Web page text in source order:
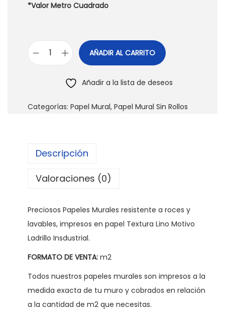
*Valor Metro Cuadrado
r
a
d
r
i
AÑADIR AL CARRITO
Añadir a la lista de deseos
Categorías: Papel Mural, Papel Mural Sin Rollos
Descripción
Valoraciones (0)
Preciosos Papeles Murales resistente a roces y
lavables, impresos en papel Textura Lino Motivo
Ladrillo Insdustrial.
FORMATO DE VENTA: m2
Todos nuestros papeles murales son impresos a la
medida exacta de tu muro y cobrados en relación
a la cantidad de m2 que necesitas.